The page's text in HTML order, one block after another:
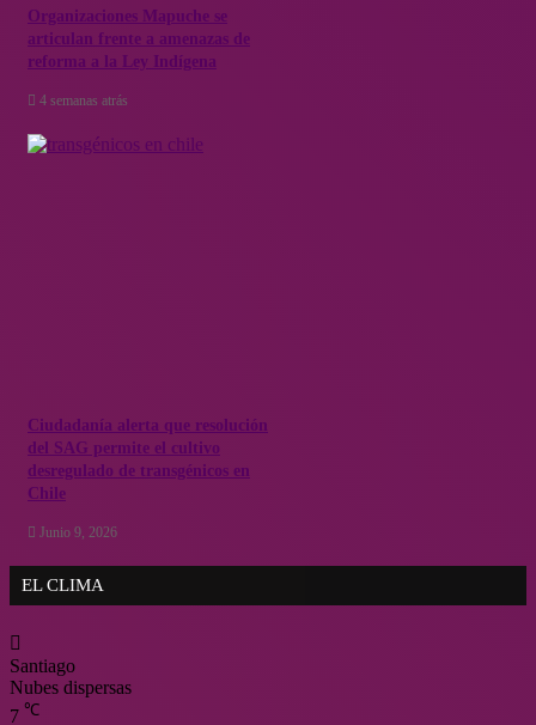
Organizaciones Mapuche se
articulan frente a amenazas de
reforma a la Ley Indígena
4 semanas atrás
Ciudadanía alerta que resolución
del SAG permite el cultivo
desregulado de transgénicos en
Chile
Junio 9, 2026
EL CLIMA
Santiago
Nubes dispersas
7 ℃